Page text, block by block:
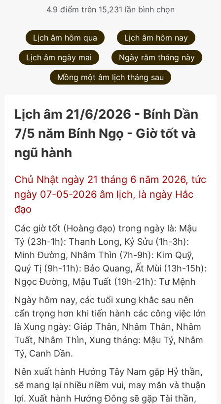
4.9 điểm trên 15,231 lần bình chọn
Lịch âm hôm qua
Lịch âm hôm nay
Lịch âm ngày mai
Ngày rằm tháng này
Mồng một âm lịch tháng sau
Lịch âm 21/6/2026 - Bính Dần
7/5 năm Bính Ngọ - Giờ tốt và
ngũ hành
Chủ Nhật ngày 21 tháng 6 năm 2026, tức
ngày 07-05-2026 âm lịch, là ngày Hắc
đạo
Các giờ tốt (Hoàng đạo) trong ngày là: Mậu
Tý (23h-1h): Thanh Long, Kỷ Sửu (1h-3h):
Minh Đường, Nhâm Thìn (7h-9h): Kim Quỹ,
Quý Tị (9h-11h): Bảo Quang, Ất Mùi (13h-15h):
Ngọc Đường, Mậu Tuất (19h-21h): Tư Mệnh
Ngày hôm nay, các tuổi xung khắc sau nên
cẩn trọng hơn khi tiến hành các công việc lớn
là Xung ngày: Giáp Thân, Nhâm Thân, Nhâm
Tuất, Nhâm Thìn, Xung tháng: Mậu Tý, Nhâm
Tý, Canh Dần.
Nên xuất hành Hướng Tây Nam gặp Hỷ thần,
sẽ mang lại nhiều niềm vui, may mắn và thuận
lợi. Xuất hành Hướng Đông sẽ gặp Tài thần,